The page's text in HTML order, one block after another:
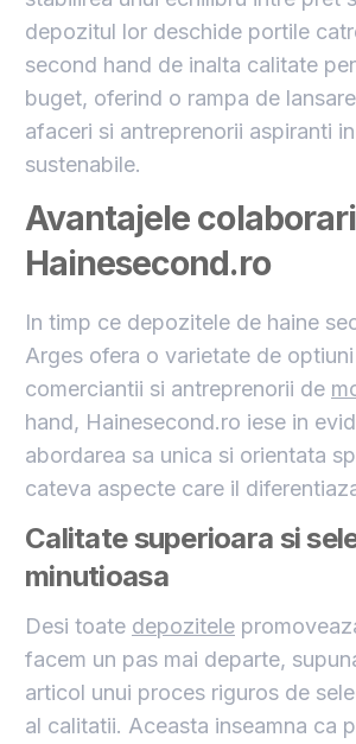
depozitul lor deschide portile
second hand de inalta calitate
buget, oferind o rampa de
afaceri si antreprenorii aspiranti
sustenabile.
Avantajele
Hainesecond.ro
In timp ce depozitele de haine
Arges ofera o varietate de
comerciantii si antreprenorii de
hand, Hainesecond.ro iese in
abordarea sa unica si orientata
cateva aspecte care il
Calitate superioara si
minutioasa
Desi toate depozitele
facem un pas mai departe,
articol unui proces riguros de
al calitatii. Aceasta inseamna ca